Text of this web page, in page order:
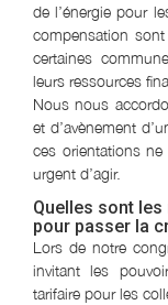
de l’énergie pour
compensation
certaines
leurs ressources
Nous nous
et d’avènement
ces orientations ne
urgent d’agir.
Quelles sont
pour passer la
Lors de notre
invitant les
tarifaire pour les